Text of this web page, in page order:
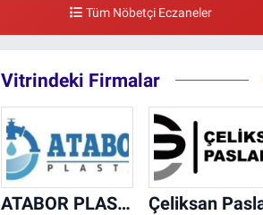
Tüm Nöbetçi Eczaneler
Vitrindeki Firmalar
ATABOR PLASTİK